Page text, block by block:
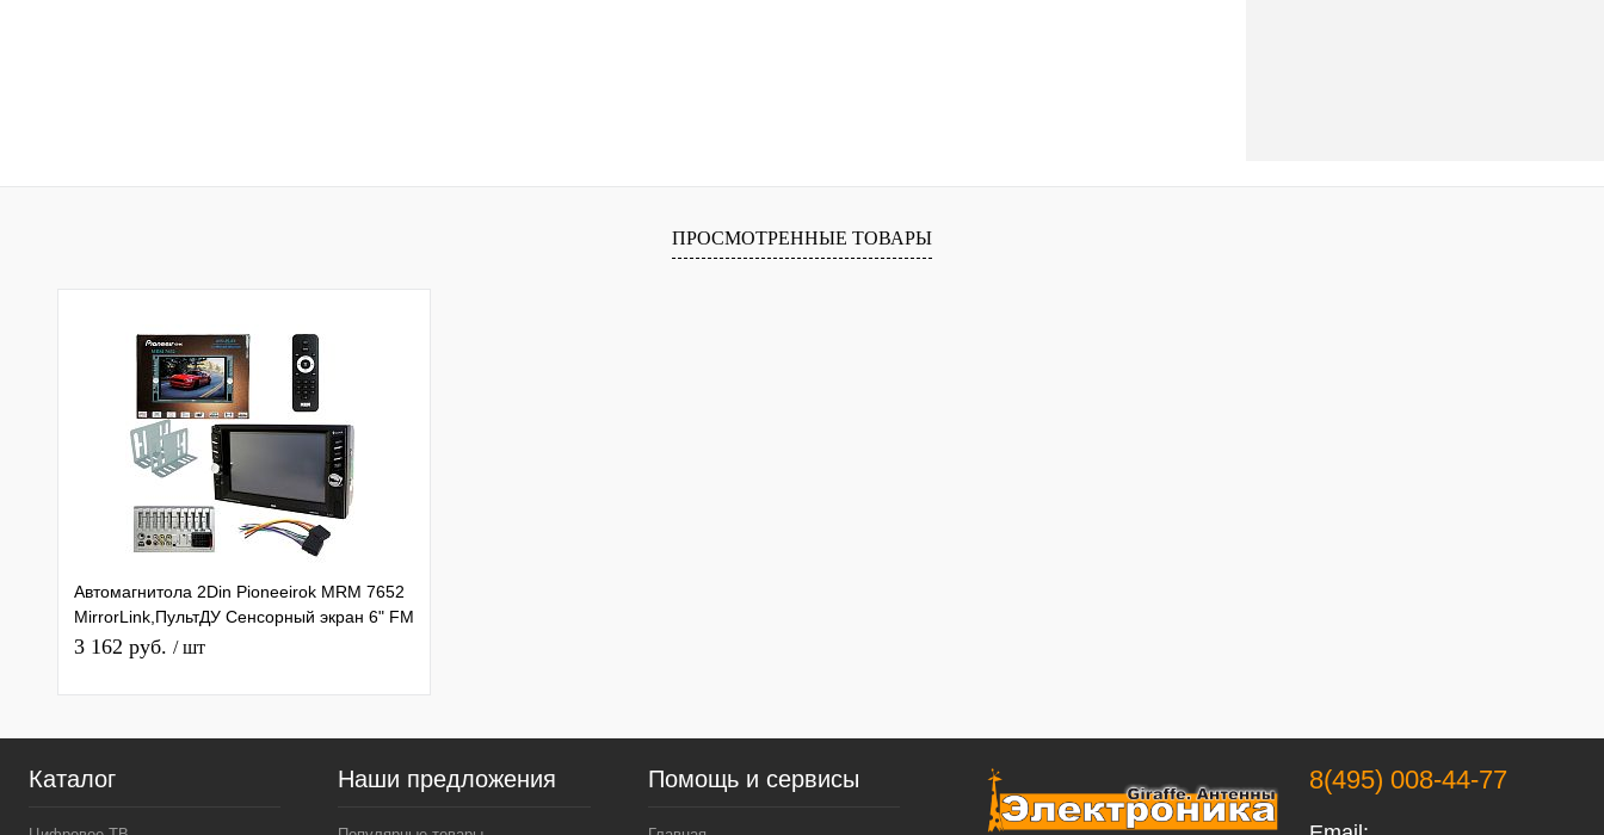
ПРОСМОТРЕННЫЕ ТОВАРЫ
Автомагнитола 2Din Pioneeirok MRM 7652
MirrorLink,ПультДУ Сенсорный экран 6" FM
радио, Bluetooth,USB
3 162 руб. / шт
Каталог Наши предложения Помощь и сервисы 8(495) 008-44-77